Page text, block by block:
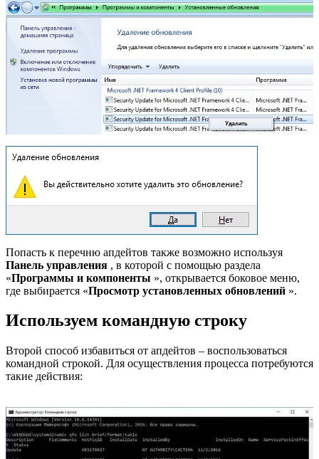
Попасть к перечню апдейтов также возможно используя
Панель управления , в которой с помощью раздела
«Программы и компоненты », открывается боковое меню,
где выбирается «Просмотр установленных обновлений ».
Используем командную строку
Второй способ избавиться от апдейтов – воспользоваться
командной строкой. Для осуществления процесса потребуются
такие действия: